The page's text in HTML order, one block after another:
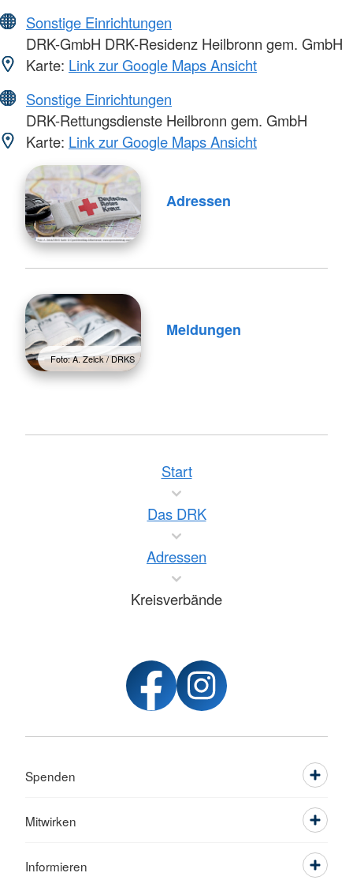
Sonstige Einrichtungen
DRK-GmbH DRK-Residenz Heilbronn gem. GmbH
Karte: Link zur Google Maps Ansicht
Sonstige Einrichtungen
DRK-Rettungsdienste Heilbronn gem. GmbH
Karte: Link zur Google Maps Ansicht
Adressen
Foto: A. Zelck / DRKS
Meldungen
Start
Das DRK
Adressen
Kreisverbände
Spenden
Mitwirken
Informieren